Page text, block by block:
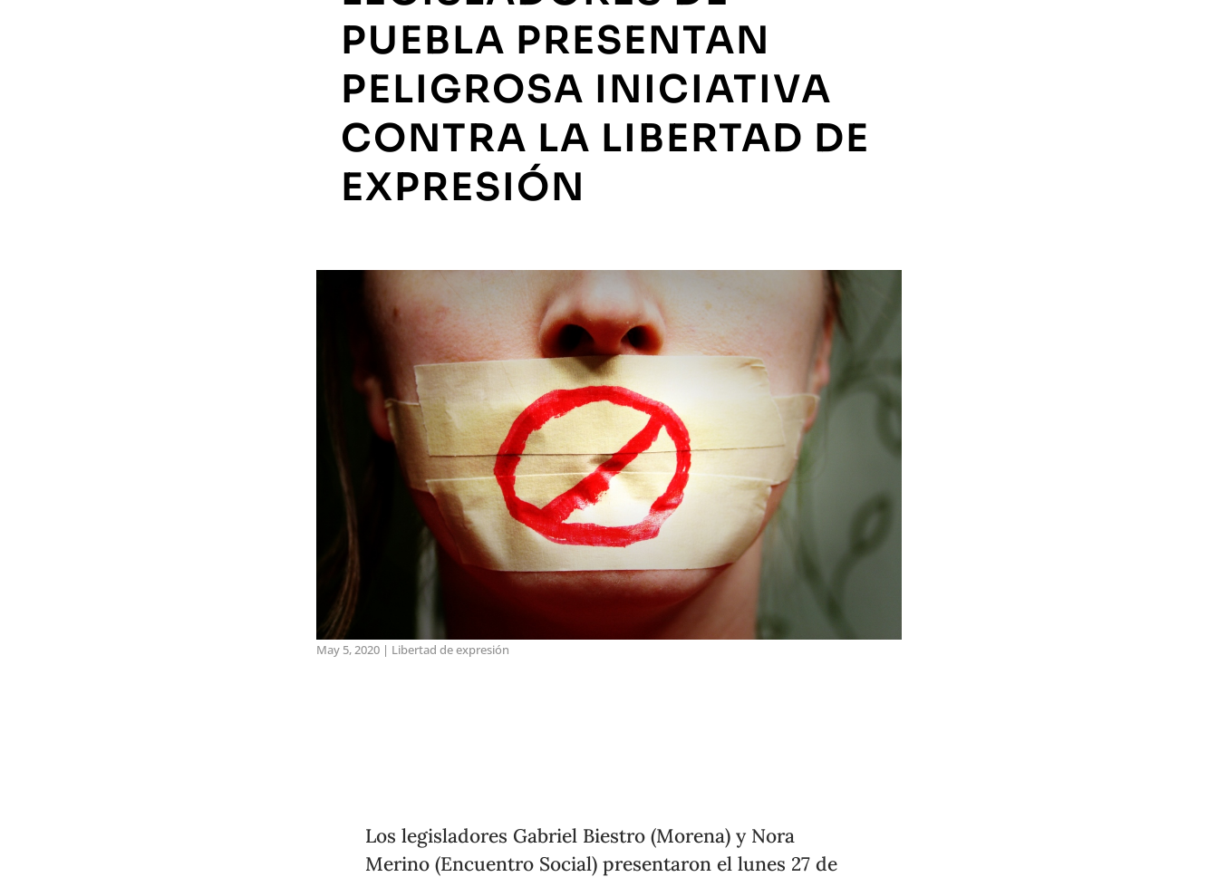
PUEBLA PRESENTAN
PELIGROSA INICIATIVA
CONTRA LA LIBERTAD DE
EXPRESIÓN
May 5, 2020 | Libertad de expresión
Los legisladores Gabriel Biestro (Morena) y Nora
Merino (Encuentro Social) presentaron el lunes 27 de